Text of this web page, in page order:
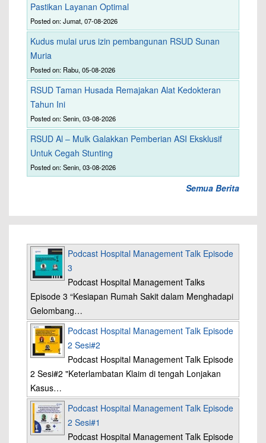
Pastikan Layanan Optimal
Posted on: Jumat, 07-08-2026
Kudus mulai urus izin pembangunan RSUD Sunan
Muria
Posted on: Rabu, 05-08-2026
RSUD Taman Husada Remajakan Alat Kedokteran
Tahun Ini
Posted on: Senin, 03-08-2026
RSUD Al – Mulk Galakkan Pemberian ASI Eksklusif
Untuk Cegah Stunting
Posted on: Senin, 03-08-2026
Semua Berita
Podcast Hospital Management Talk Episode
3
Podcast Hospital Management Talks
Episode 3 “Kesiapan Rumah Sakit dalam Menghadapi
Gelombang…
Podcast Hospital Management Talk Episode
2 Sesi#2
Podcast Hospital Management Talk Episode
2 Sesi#2 "Keterlambatan Klaim di tengah Lonjakan
Kasus…
Podcast Hospital Management Talk Episode
2 Sesi#1
Podcast Hospital Management Talk Episode